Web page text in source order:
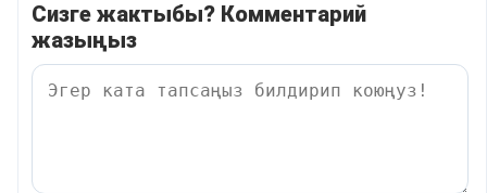
Сизге жактыбы? Комментарий
жазыңыз